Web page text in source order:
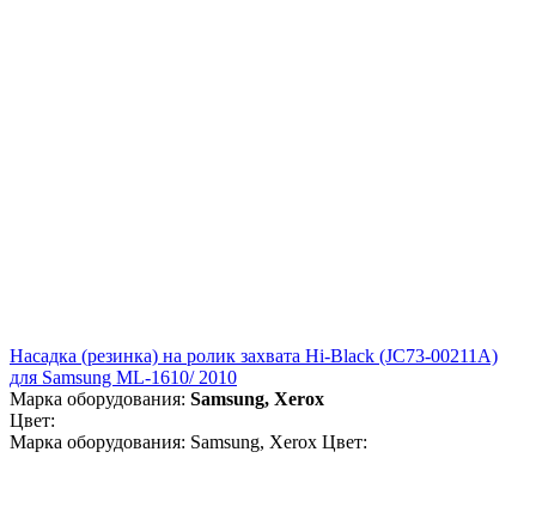
Насадка (резинка) на ролик захвата Hi-Black (JC73-00211A)
для Samsung ML-1610/ 2010
Марка оборудования: Samsung, Xerox
Цвет:
Марка оборудования: Samsung, Xerox Цвет: